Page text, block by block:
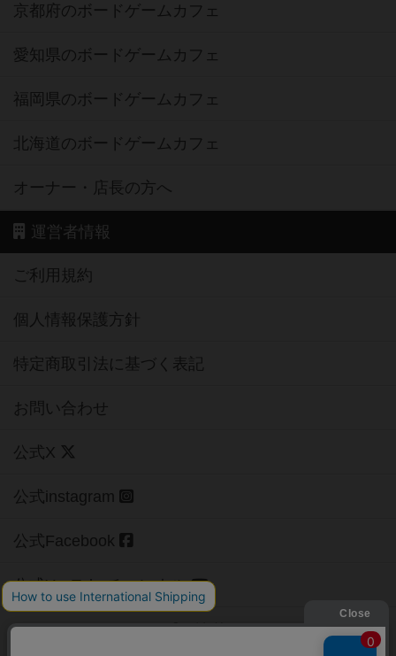
京都府のボードゲームカフェ
愛知県のボードゲームカフェ
福岡県のボードゲームカフェ
北海道のボードゲームカフェ
オーナー・店長の方へ
運営者情報
ご利用規約
個人情報保護方針
特定商取引法に基づく表記
お問い合わせ
公式X
公式instagram
公式Facebook
公式YouTubeチャンネル
Copyright (c)